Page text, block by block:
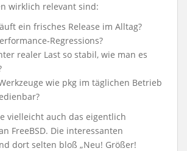
wirklich relevant sind:
ein frisches Release im Alltag?
Regressions?
realer Last so stabil, wie man es
wie pkg im täglichen Betrieb
vielleicht auch das eigentlich
FreeBSD. Die interessanten
dort selten bloß „Neu! Größer!